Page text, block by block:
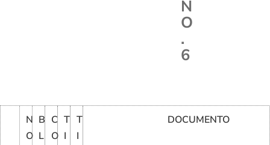
N
O
.
6
N
O
B
L
C
O
T
I
T
I
DOCUMENTO